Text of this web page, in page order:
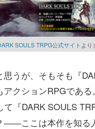
SOULS TRPG公式サイト より）
うが、そもそも『
クションRPGである。
て『DARK SOULS
――ここは本作を知る